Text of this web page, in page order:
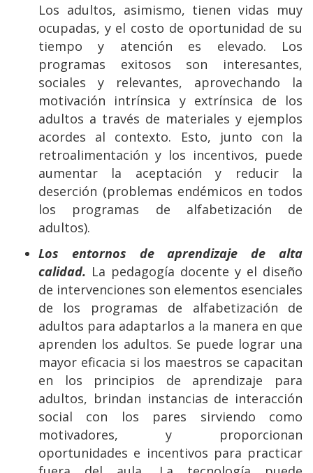
Los adultos, asimismo, tienen vidas muy
ocupadas, y el costo de oportunidad de su
tiempo y atención es elevado. Los
programas exitosos son interesantes,
sociales y relevantes, aprovechando la
motivación intrínsica y extrínsica de los
adultos a través de materiales y ejemplos
acordes al contexto. Esto, junto con la
retroalimentación y los incentivos, puede
aumentar la aceptación y reducir la
deserción (problemas endémicos en todos
los programas de alfabetización de
adultos).
Los entornos de aprendizaje de alta
calidad. La pedagogía docente y el diseño
de intervenciones son elementos esenciales
de los programas de alfabetización de
adultos para adaptarlos a la manera en que
aprenden los adultos. Se puede lograr una
mayor eficacia si los maestros se capacitan
en los principios de aprendizaje para
adultos, brindan instancias de interacción
social con los pares sirviendo como
motivadores, y proporcionan
oportunidades e incentivos para practicar